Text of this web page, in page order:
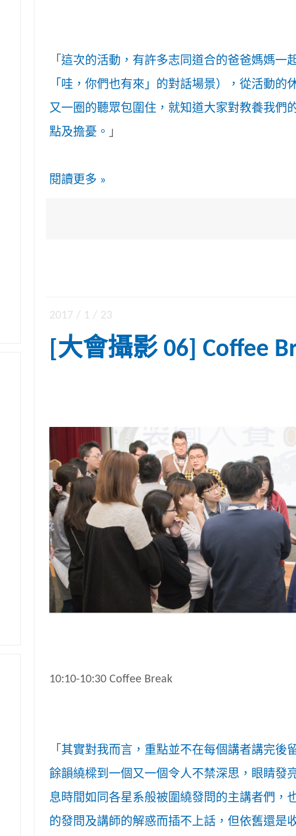
「這次的活動，有許多志同道合的爸爸媽媽一
「哇，你們也有來」的對話場景），從活動的
又一圈的聽眾包圍住，就知道大家對教養我們
點及擔憂。 」
閱讀更多 »
2017 / 1 / 23
[大會攝影 06] Coffee
10:10-10:30 Coffee Break
「 其實對我而言，重點並不在每個講者講完後
餘韻繞樑到一個又一個令人不禁深思，眼睛發
息時間如同各星系般被圍繞發問的主講者們，
的發問及講師的解惑而插不上話，但依舊還是